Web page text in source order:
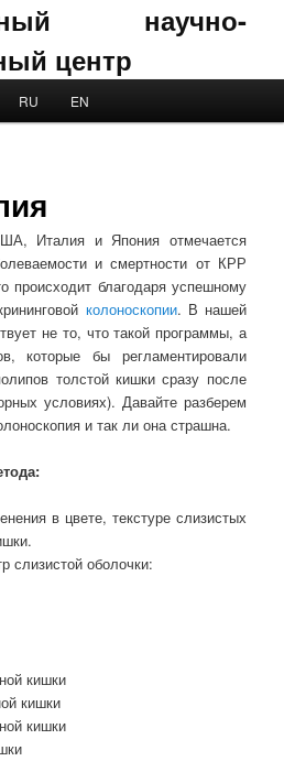
научно-
центр
RU EN
Италия и Япония отмечается
и смертности от КРР
происходит благодаря успешному
колоноскопии. В нашей
не то, что такой программы, а
которые бы регламентировали
толстой кишки сразу после
условиях). Давайте разберем
и так ли она страшна.
в цвете, текстуре слизистых
слизистой оболочки:
кишки
кишки
кишки